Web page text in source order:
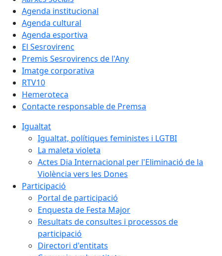
Agenda institucional
Agenda cultural
Agenda esportiva
El Sesrovirenc
Premis Sesrovirencs de l'Any
Imatge corporativa
RTV10
Hemeroteca
Contacte responsable de Premsa
Igualtat
Igualtat, polítiques feministes i LGTBI
La maleta violeta
Actes Dia Internacional per l'Eliminació de la
Violència vers les Dones
Participació
Portal de participació
Enquesta de Festa Major
Resultats de consultes i processos de
participació
Directori d'entitats